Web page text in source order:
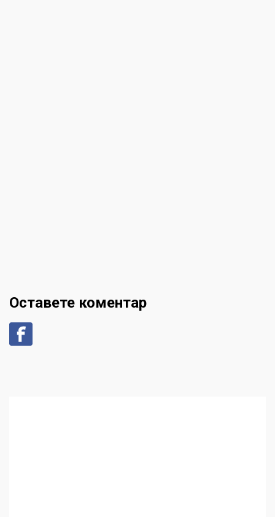
Оставете коментар